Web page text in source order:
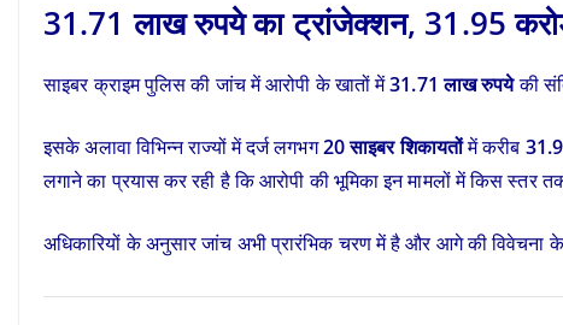
31.71 लाख रुपये का ट्रांजेक्शन, 31.95
साइबर क्राइम पुलिस की जांच में आरोपी के खातों में31.71 लाख रुपयेकी
इसके अलावा विभिन्न राज्यों में दर्ज लगभग20 साइबर शिकायतोंमें करीब
लगाने का प्रयास कर रही है कि आरोपी की भूमिका इन मामलों में किस स्तर
अधिकारियों के अनुसार जांच अभी प्रारंभिक चरण में है और आगे की